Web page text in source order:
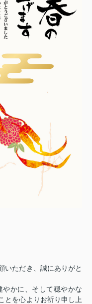
いただき、誠にありがと
かに、そして穏やかな
とを心よりお祈り申し上